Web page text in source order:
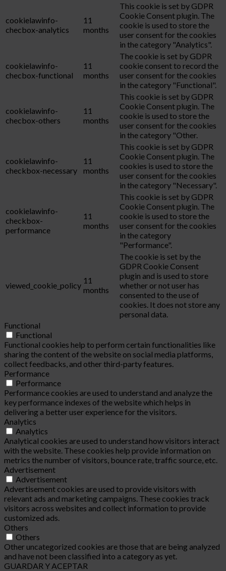
cookielawinfo-
checbox-analytics
11
months
This cookie is set by GDPR
Cookie Consent plugin. The
cookie is used to store the
user consent for the cookies
in the category "Analytics".
cookielawinfo-
checbox-functional
11
months
The cookie is set by GDPR
cookie consent to record the
user consent for the cookies
in the category "Functional".
cookielawinfo-
checbox-others
11
months
This cookie is set by GDPR
Cookie Consent plugin. The
cookie is used to store the
user consent for the cookies
in the category "Other.
cookielawinfo-
checkbox-necessary
11
months
This cookie is set by GDPR
Cookie Consent plugin. The
cookies is used to store the
user consent for the cookies
in the category "Necessary".
cookielawinfo-
checkbox-
performance
11
months
This cookie is set by GDPR
Cookie Consent plugin. The
cookie is used to store the
user consent for the cookies
in the category
"Performance".
viewed_cookie_policy
11
months
The cookie is set by the
GDPR Cookie Consent
plugin and is used to store
whether or not user has
consented to the use of
cookies. It does not store any
personal data.
Functional
Functional
Functional cookies help to perform certain functionalities like
sharing the content of the website on social media platforms,
collect feedbacks, and other third-party features.
Performance
Performance
Performance cookies are used to understand and analyze the
key performance indexes of the website which helps in
delivering a better user experience for the visitors.
Analytics
Analytics
Analytical cookies are used to understand how visitors interact
with the website. These cookies help provide information on
metrics the number of visitors, bounce rate, traffic source, etc.
Advertisement
Advertisement
Advertisement cookies are used to provide visitors with
relevant ads and marketing campaigns. These cookies track
visitors across websites and collect information to provide
customized ads.
Others
Others
Other uncategorized cookies are those that are being analyzed
and have not been classified into a category as yet.
GUARDAR Y ACEPTAR